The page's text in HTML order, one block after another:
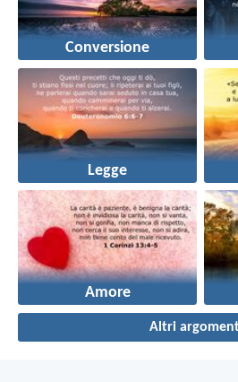
Conversione
Legge
Amore
Altri